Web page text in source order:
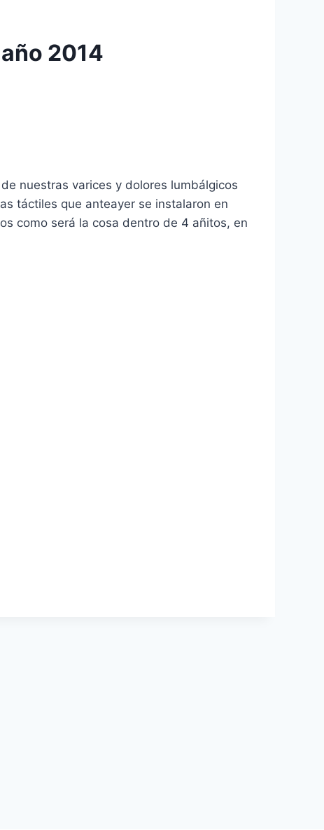
2014
nuestras varices y dolores lumbálgicos
táctiles que anteayer se instalaron en
como será la cosa dentro de 4 añitos, en